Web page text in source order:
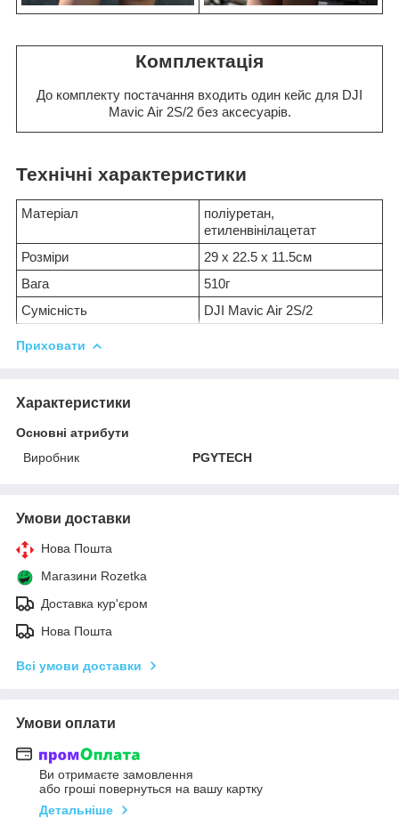
Комплектація
До комплекту постачання входить один кейс для DJI
Mavic Air 2S/2 без аксесуарів.
Технічні характеристики
Матеріал
поліуретан,
етиленвінілацетат
Розміри
29 х 22.5 х 11.5см
Вага
510г
Сумісність
DJI Mavic Air 2S/2
Приховати
Характеристики
Основні атрибути
Виробник
PGYTECH
Умови доставки
Нова Пошта
Магазини Rozetka
Доставка кур'єром
Нова Пошта
Всі умови доставки
Умови оплати
Ви отримаєте замовлення
або гроші повернуться на вашу картку
Детальніше